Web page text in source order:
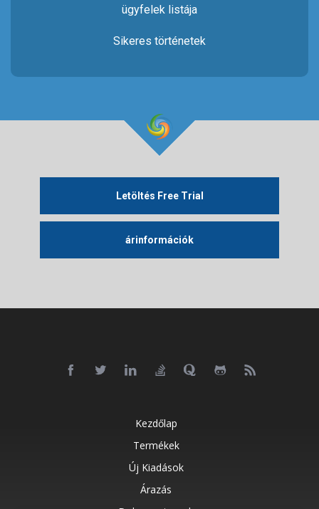
ügyfelek listája
Sikeres történetek
Letöltés Free Trial
árinformációk
Kezdőlap
Termékek
Új Kiadások
Árazás